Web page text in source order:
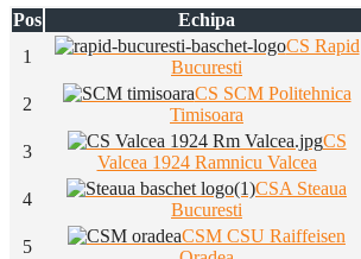
Pos Echipa
1
CS Rapid
Bucuresti
2
CS SCM Politehnica
Timisoara
3
CS
Valcea 1924 Ramnicu Valcea
4
CSA Steaua
Bucuresti
5
CSM CSU Raiffeisen